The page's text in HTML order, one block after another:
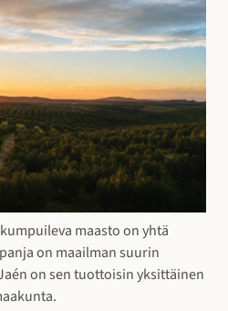
maasto on yhtä
on maailman suurin
on sen tuottoisin yksittäinen